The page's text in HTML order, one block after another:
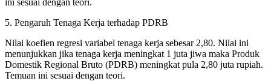
ini sesuai dengan teori.
5. Pengaruh Tenaga Kerja terhadap PDRB
Nilai koefien regresi variabel tenaga kerja sebesar 2,80. Nilai ini
menunjukkan jika tenaga kerja meningkat 1 juta jiwa maka Produk
Domestik Regional Bruto (PDRB) meningkat pula 2,80 juta rupiah.
Temuan ini sesuai dengan teori.